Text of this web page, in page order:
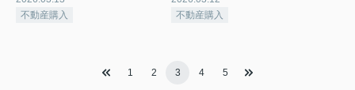
不動産購入
不動産購入
1 2 3 4 5